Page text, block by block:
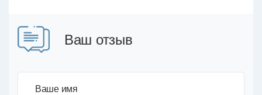
Ваш отзыв
Ваше имя